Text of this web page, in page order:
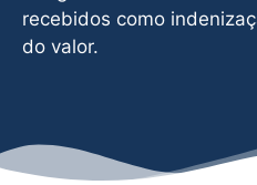
recebidos como
do valor.